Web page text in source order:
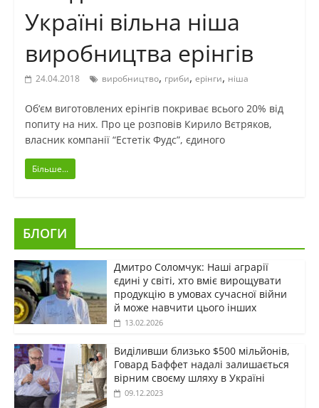
Україні вільна ніша
виробництва ерінгів
24.04.2018 виробництво, гриби, ерінги, ніша
Об‘єм виготовлених ерінгів покриває всього 20% від
попиту на них. Про це розповів Кирило Вєтряков,
власник компанії “Естетік Фудс”, єдиного
Більше...
БЛОГИ
Дмитро Соломчук: Наші аграрії
єдині у світі, хто вміє вирощувати
продукцію в умовах сучасної війни
й може навчити цього інших
13.02.2026
Виділивши близько $500 мільйонів,
Говард Баффет надалі залишається
вірним своєму шляху в Україні
09.12.2023